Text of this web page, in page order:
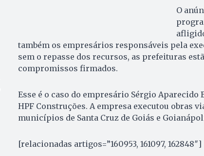
O
também os empresários responsáveis pela
sem o repasse dos recursos, as prefeituras
compromissos firmados.
Esse é o caso do empresário Sérgio
HPF Construções. A empresa executou obras
municípios de Santa Cruz de Goiás e
[relacionadas artigos=”160953, 161097, 162848″]